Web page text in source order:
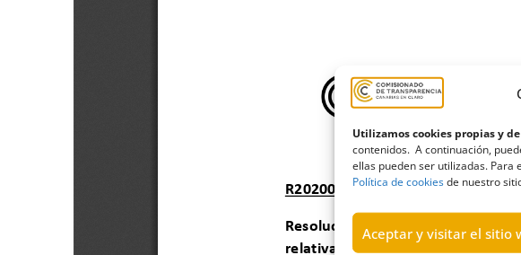
Utilizamos cookies propias y
contenidos. A continuación,
ellas pueden ser utilizadas.
Política de cookiesde nuestro
Aceptar y visitar el sitio